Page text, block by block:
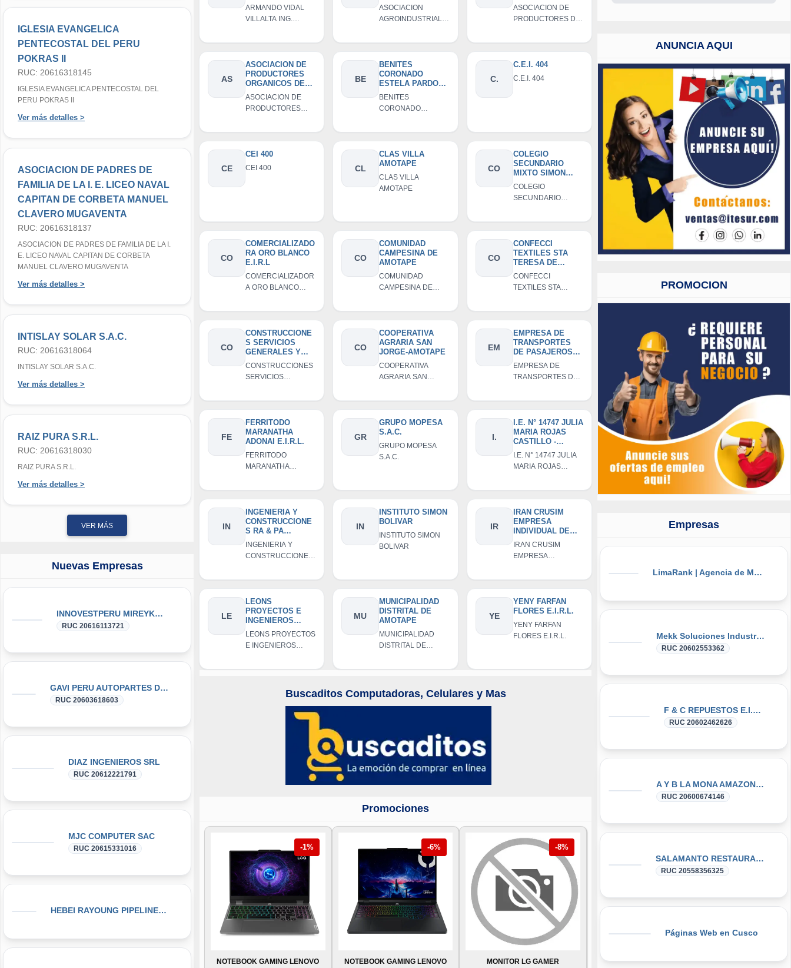
IGLESIA EVANGELICA
PENTECOSTAL DEL PERU
POKRAS II
RUC: 20616318145
IGLESIA EVANGELICA PENTECOSTAL DEL
PERU POKRAS II
Ver más detalles >
ASOCIACION DE PADRES DE
FAMILIA DE LA I. E. LICEO NAVAL
CAPITAN DE CORBETA MANUEL
CLAVERO MUGAVENTA
RUC: 20616318137
ASOCIACION DE PADRES DE FAMILIA DE LA I.
E. LICEO NAVAL CAPITAN DE CORBETA
MANUEL CLAVERO MUGAVENTA
Ver más detalles >
INTISLAY SOLAR S.A.C.
RUC: 20616318064
INTISLAY SOLAR S.A.C.
Ver más detalles >
RAIZ PURA S.R.L.
RUC: 20616318030
RAIZ PURA S.R.L.
Ver más detalles >
VER MÁS
Nuevas Empresas
INNOVESTPERU MIREYKA GROUP SAC
RUC 20616113721
GAVI PERU AUTOPARTES DONGFENG y DFSK GLORY
RUC 20603618603
DIAZ INGENIEROS SRL
RUC 20612221791
MJC COMPUTER SAC
RUC 20615331016
HEBEI RAYOUNG PIPELINE TECHNOLOGY CO., LTD
INDIVIDUAL DE
RESPONSABILIDA
D LIMITADA
ARMANDO VIDAL
VILLALTA ING.
INDIVIDUAL DE
LIMITADA
SIMON
RODRIGUEZ
ASOCIACION
AGROINDUSTRIAL
RODRIGUEZ
ORGANICO DEL
DISTRITO DE
AMOTAPE
ASOCIACION DE
PRODUCTORES DE
DEL DISTRITO DE
AS
ASOCIACION DE
PRODUCTORES
ORGANICOS DE
AMOTAPE Y
ANEXOS
ASOCIACION DE
PRODUCTORES
AMOTAPE Y
BE
BENITES
CORONADO
ESTELA PARDO
GARCIA DOM
BENITES
CORONADO
GARCIA DOM
C.
C.E.I. 404
C.E.I. 404
CE
CEI 400
CEI 400 CL
CLAS VILLA
AMOTAPE
CLAS VILLA
AMOTAPE
CO
COLEGIO
SECUNDARIO
MIXTO SIMON
RODRIGUEZ
COLEGIO
SECUNDARIO
RODRIGUEZ
CO
COMERCIALIZADO
RA ORO BLANCO
E.I.R.L
COMERCIALIZADOR
A ORO BLANCO
CO
COMUNIDAD
CAMPESINA DE
AMOTAPE
COMUNIDAD
CAMPESINA DE
CO
CONFECCI
TEXTILES STA
TERESA DE
JESUS
CONFECCI
TEXTILES STA
CO
CONSTRUCCIONE
S SERVICIOS
GENERALES Y
ASESORIA
BRAYYARI E.I.R.L.
CONSTRUCCIONES
SERVICIOS
ASESORIA
CO
COOPERATIVA
AGRARIA SAN
JORGE-AMOTAPE
COOPERATIVA
AGRARIA SAN
EM
EMPRESA DE
TRANSPORTES
DE PASAJEROS
EL NORTE S.R.L.
EMPRESA DE
TRANSPORTES DE
NORTE S.R.L.
FE
FERRITODO
MARANATHA
ADONAI E.I.R.L.
FERRITODO
MARANATHA
GR
GRUPO MOPESA
S.A.C.
GRUPO MOPESA
S.A.C.
I.
I.E. N° 14747 JULIA
MARIA ROJAS
CASTILLO -
AMOTAPE
I.E. N° 14747 JULIA
MARIA ROJAS
AMOTAPE
IN
INGENIERIA Y
CONSTRUCCIONE
S RA & PA
EMPRESA
INDIVIDUAL DE
RESPONSABILIDA
INGENIERIA Y
CONSTRUCCIONES
INDIVIDUAL DE
LIMITADA
IN
INSTITUTO SIMON
BOLIVAR
INSTITUTO SIMON
BOLIVAR
IR
IRAN CRUSIM
EMPRESA
INDIVIDUAL DE
RESPONSABILIDA
D LIMITADA - IRAN
CRUSIM E.I.R.L.
IRAN CRUSIM
EMPRESA
RESPONSABILIDAD
CRUSIM E.I.R.L.
LE
LEONS
PROYECTOS E
INGENIEROS
CONSULTORES
E.I.R.L.
LEONS PROYECTOS
E INGENIEROS
E.I.R.L.
MU
MUNICIPALIDAD
DISTRITAL DE
AMOTAPE
MUNICIPALIDAD
DISTRITAL DE
YE
YENY FARFAN
FLORES E.I.R.L.
YENY FARFAN
FLORES E.I.R.L.
Buscaditos Computadoras, Celulares y Mas
Promociones
-1%
NOTEBOOK GAMING LENOVO
-6%
NOTEBOOK GAMING LENOVO
-8%
MONITOR LG GAMER
ANUNCIA AQUI
PROMOCION
Empresas
LimaRank | Agencia de Marketing Digital
Mekk Soluciones Industriales SAC
RUC 20602553362
F & C REPUESTOS E.I.R.L.
RUC 20602462626
A Y B LA MONA AMAZONICA S.A.C.
RUC 20600674146
SALAMANTO RESTAURANTE S.R.L.
RUC 20558356325
Páginas Web en Cusco